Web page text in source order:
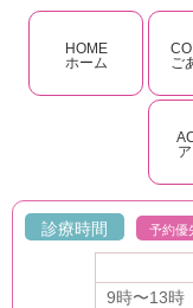
HOME
ホーム
ご
診療時間 予約優
9時〜13時